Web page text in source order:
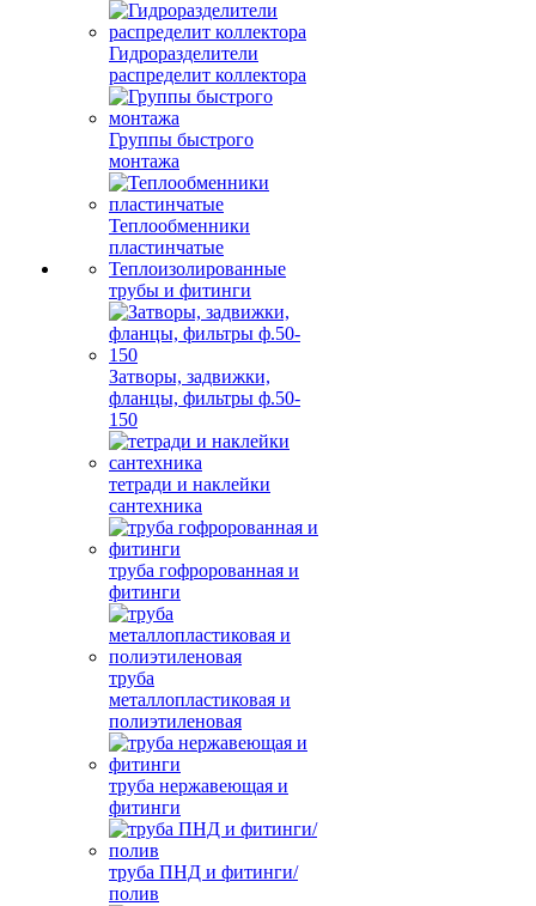
Гидроразделители
распределит коллектора
Группы быстрого
монтажа
Теплообменники
пластинчатые
Теплоизолированные
трубы и фитинги
Затворы, задвижки,
фланцы, фильтры ф.50-
150
тетради и наклейки
сантехника
труба гофророванная и
фитинги
труба
металлопластиковая и
полиэтиленовая
труба нержавеющая и
фитинги
труба ПНД и фитинги/
полив